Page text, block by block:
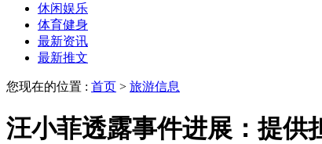
休闲娱乐
体育健身
最新资讯
最新推文
您现在的位置 : 首页 > 旅游信息
汪小菲透露事件进展：提供